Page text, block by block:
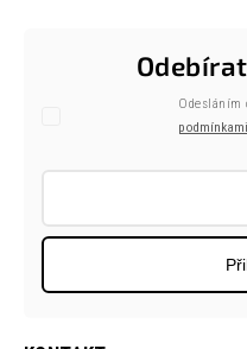
Odesláním